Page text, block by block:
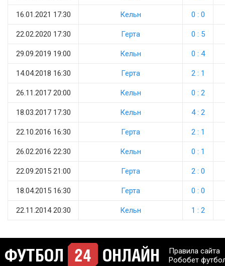
16.01.2021 17:30 Кельн 0 : 0
22.02.2020 17:30 Герта 0 : 5
29.09.2019 19:00 Кельн 0 : 4
14.04.2018 16:30 Герта 2 : 1
26.11.2017 20:00 Кельн 0 : 2
18.03.2017 17:30 Кельн 4 : 2
22.10.2016 16:30 Герта 2 : 1
26.02.2016 22:30 Кельн 0 : 1
22.09.2015 21:00 Герта 2 : 0
18.04.2015 16:30 Герта 0 : 0
22.11.2014 20:30 Кельн 1 : 2
Правила сайта
Робобет